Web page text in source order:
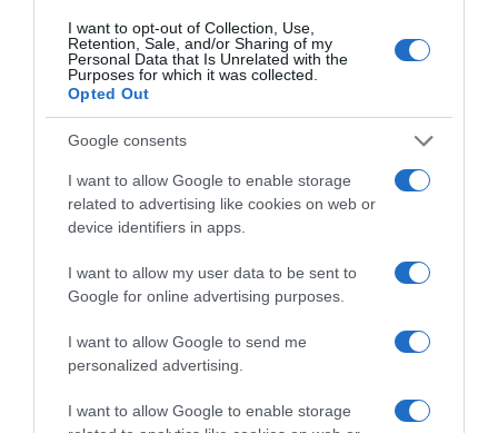
I want to opt-out of Collection, Use,
Retention, Sale, and/or Sharing of my
Personal Data that Is Unrelated with the
Purposes for which it was collected.
Opted Out
Google consents
I want to allow Google to enable storage
related to advertising like cookies on web or
device identifiers in apps.
I want to allow my user data to be sent to
Google for online advertising purposes.
I want to allow Google to send me
personalized advertising.
I want to allow Google to enable storage
ΠΟΛΙΤΙΚΗ